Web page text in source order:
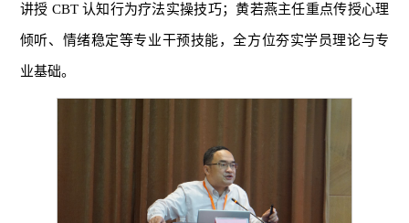
讲授 CBT 认知行为疗法实操技巧；黄若燕主任重点传授心理
倾听、情绪稳定等专业干预技能，全方位夯实学员理论与专
业基础。